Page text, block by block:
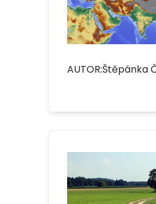
AUTOR:Štěpánka